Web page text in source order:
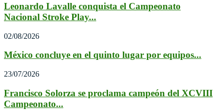
Leonardo Lavalle conquista el Campeonato
Nacional Stroke Play...
02/08/2026
México concluye en el quinto lugar por equipos...
23/07/2026
Francisco Solorza se proclama campeón del XCVIII
Campeonato...